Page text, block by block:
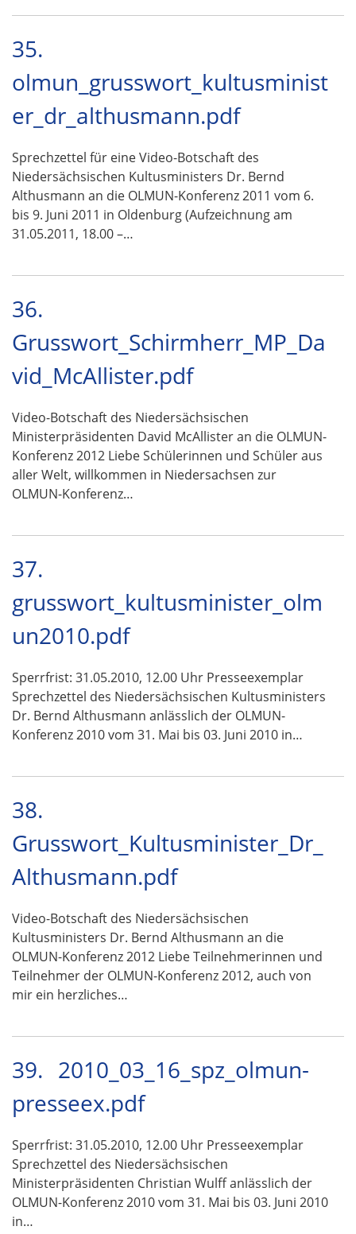
35.
olmun_grusswort_kultusminist
er_dr_althusmann.pdf
Sprechzettel für eine Video-Botschaft des
Niedersächsischen Kultusministers Dr. Bernd
Althusmann an die OLMUN-Konferenz 2011 vom 6.
bis 9. Juni 2011 in Oldenburg (Aufzeichnung am
31.05.2011, 18.00 –…
36.
Grusswort_Schirmherr_MP_Da
vid_McAllister.pdf
Video-Botschaft des Niedersächsischen
Ministerpräsidenten David McAllister an die OLMUN-
Konferenz 2012 Liebe Schülerinnen und Schüler aus
aller Welt, willkommen in Niedersachsen zur
OLMUN-Konferenz…
37.
grusswort_kultusminister_olm
un2010.pdf
Sperrfrist: 31.05.2010, 12.00 Uhr Presseexemplar
Sprechzettel des Niedersächsischen Kultusministers
Dr. Bernd Althusmann anlässlich der OLMUN-
Konferenz 2010 vom 31. Mai bis 03. Juni 2010 in…
38.
Grusswort_Kultusminister_Dr_
Althusmann.pdf
Video-Botschaft des Niedersächsischen
Kultusministers Dr. Bernd Althusmann an die
OLMUN-Konferenz 2012 Liebe Teilnehmerinnen und
Teilnehmer der OLMUN-Konferenz 2012, auch von
mir ein herzliches…
39. 2010_03_16_spz_olmun-
presseex.pdf
Sperrfrist: 31.05.2010, 12.00 Uhr Presseexemplar
Sprechzettel des Niedersächsischen
Ministerpräsidenten Christian Wulff anlässlich der
OLMUN-Konferenz 2010 vom 31. Mai bis 03. Juni 2010
in…